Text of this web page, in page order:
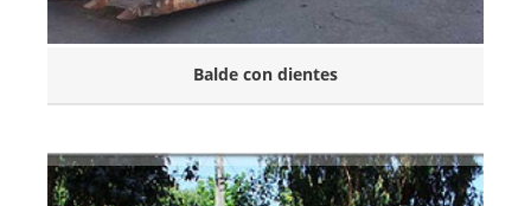
Balde con dientes